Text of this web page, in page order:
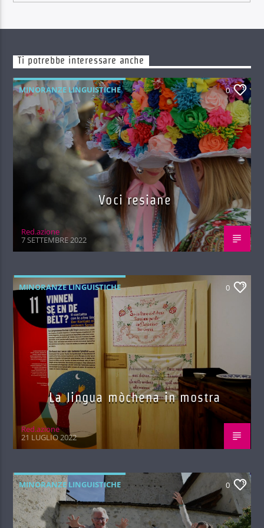
Ti potrebbe interessare anche
MINORANZE LINGUISTICHE 0
Voci resiane
Red.azione
7 SETTEMBRE 2022
MINORANZE LINGUISTICHE 0
La lingua mòchena in mostra
Red.azione
21 LUGLIO 2022
MINORANZE LINGUISTICHE 0